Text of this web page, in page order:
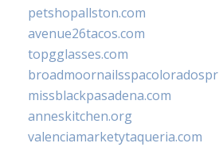
petshopallston.com
avenue26tacos.com
topgglasses.com
missblackpasadena.com
anneskitchen.org
valenciamarketytaqueria.com